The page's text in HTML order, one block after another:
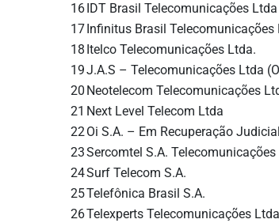
16 IDT Brasil Telecomunicações
17 Infinitus Brasil Telecomunicações
18 Itelco Telecomunicações Ltda.
19J.A.S – Telecomunicações Ltda
20 Neotelecom Telecomunicações
21 Next Level Telecom Ltda
22Oi S.A. – Em Recuperação Judicial
23Sercomtel S.A. Telecomunicações
24Surf Telecom S.A.
25Telefônica Brasil S.A.
26Telexperts Telecomunicações